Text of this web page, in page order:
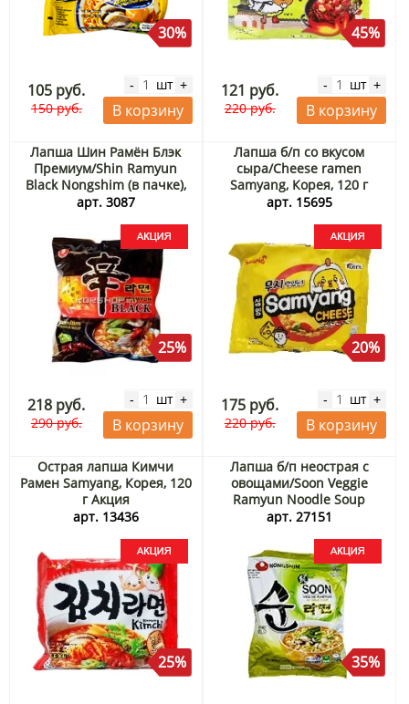
30%
105 руб.
150 руб.
- шт +
В корзину
45%
121 руб.
220 руб.
- шт +
В корзину
Лапша Шин Рамён Блэк
Премиум/Shin Ramyun
Black Nongshim (в пачке),
Корея 130 г Акция
арт. 3087
25%
218 руб.
290 руб.
- шт +
В корзину
Лапша б/п со вкусом
сыра/Cheese ramen
Samyang, Корея, 120 г
Акция
арт. 15695
20%
175 руб.
220 руб.
- шт +
В корзину
Острая лапша Кимчи
Рамен Samyang, Корея, 120
г Акция
арт. 13436
25%
Лапша б/п неострая с
овощами/Soon Veggie
Ramyun Noodle Soup
Nongshim, Корея, 112 г
арт. 27151
35%